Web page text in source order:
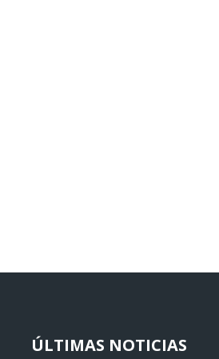
ÚLTIMAS NOTICIAS